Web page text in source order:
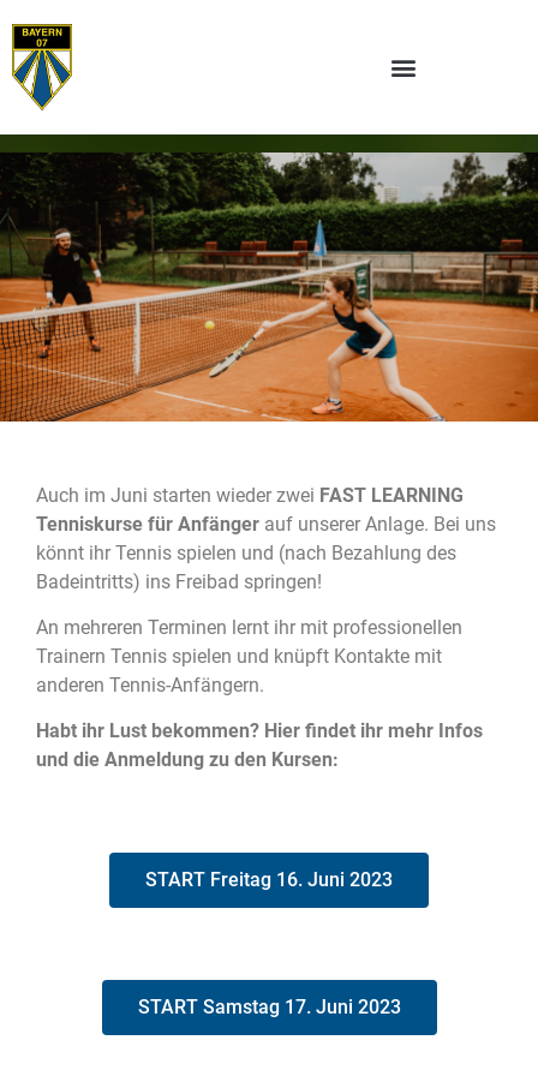
Auch im Juni starten wieder zwei FAST LEARNING
Tenniskurse für Anfänger auf unserer Anlage. Bei uns
könnt ihr Tennis spielen und (nach Bezahlung des
Badeintritts) ins Freibad springen!
An mehreren Terminen lernt ihr mit professionellen
Trainern Tennis spielen und knüpft Kontakte mit
anderen Tennis-Anfängern.
Habt ihr Lust bekommen? Hier findet ihr mehr Infos
und die Anmeldung zu den Kursen:
START Freitag 16. Juni 2023
START Samstag 17. Juni 2023